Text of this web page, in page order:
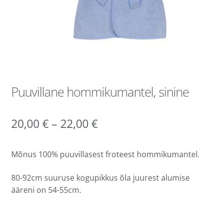
Puuvillane hommikumantel, sinine
20,00 € – 22,00 €
Mõnus 100% puuvillasest froteest hommikumantel.
80-92cm suuruse kogupikkus õla juurest alumise
ääreni on 54-55cm.